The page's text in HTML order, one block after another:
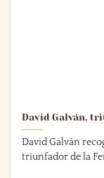
David Galván,
David Galván
triunfador de la